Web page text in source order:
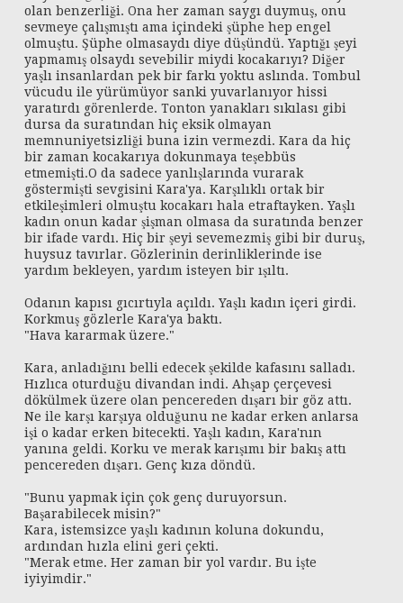
olan benzerliği. Ona her zaman saygı duymuş, onu
sevmeye çalışmıştı ama içindeki şüphe hep engel
olmuştu. Şüphe olmasaydı diye düşündü. Yaptığı şeyi
yapmamış olsaydı sevebilir miydi kocakarıyı? Diğer
yaşlı insanlardan pek bir farkı yoktu aslında. Tombul
vücudu ile yürümüyor sanki yuvarlanıyor hissi
yaratırdı görenlerde. Tonton yanakları sıkılası gibi
dursa da suratından hiç eksik olmayan
memnuniyetsizliği buna izin vermezdi. Kara da hiç
bir zaman kocakarıya dokunmaya teşebbüs
etmemişti.O da sadece yanlışlarında vurarak
göstermişti sevgisini Kara'ya. Karşılıklı ortak bir
etkileşimleri olmuştu kocakarı hala etraftayken. Yaşlı
kadın onun kadar şişman olmasa da suratında benzer
bir ifade vardı. Hiç bir şeyi sevemezmiş gibi bir duruş,
huysuz tavırlar. Gözlerinin derinliklerinde ise
yardım bekleyen, yardım isteyen bir ışıltı.
Odanın kapısı gıcırtıyla açıldı. Yaşlı kadın içeri girdi.
Korkmuş gözlerle Kara'ya baktı.
"Hava kararmak üzere."
Kara, anladığını belli edecek şekilde kafasını salladı.
Hızlıca oturduğu divandan indi. Ahşap çerçevesi
dökülmek üzere olan pencereden dışarı bir göz attı.
Ne ile karşı karşıya olduğunu ne kadar erken anlarsa
işi o kadar erken bitecekti. Yaşlı kadın, Kara'nın
yanına geldi. Korku ve merak karışımı bir bakış attı
pencereden dışarı. Genç kıza döndü.
"Bunu yapmak için çok genç duruyorsun.
Başarabilecek misin?"
Kara, istemsizce yaşlı kadının koluna dokundu,
ardından hızla elini geri çekti.
"Merak etme. Her zaman bir yol vardır. Bu işte
iyiyimdir."